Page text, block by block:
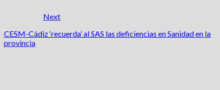
Next
CESM-Cádiz ‘recuerda’ al SAS las deficiencias en Sanidad en la
provincia